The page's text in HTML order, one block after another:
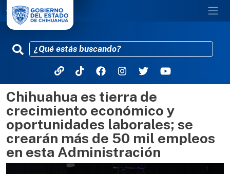
Pasar al contenido principal
Chihuahua es tierra de
crecimiento económico y
oportunidades laborales; se
crearán más de 50 mil empleos
en esta Administración